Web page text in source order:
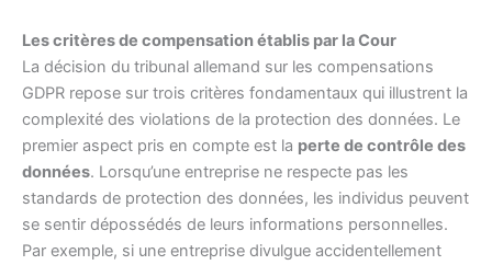
Les critères de compensation établis par la Cour
La décision du tribunal allemand sur les compensations
GDPR repose sur trois critères fondamentaux qui illustrent la
complexité des violations de la protection des données. Le
premier aspect pris en compte est la perte de contrôle des
données. Lorsqu’une entreprise ne respecte pas les
standards de protection des données, les individus peuvent
se sentir dépossédés de leurs informations personnelles.
Par exemple, si une entreprise divulgue accidentellement